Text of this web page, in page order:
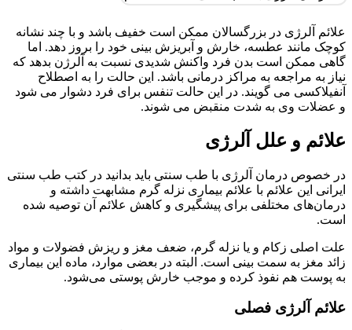
علائم آلرژی در بزرگسالان ممکن است خفیف باشد و با چند نشانه
کوچک مانند عطسه، خارش و آبریزش بینی خود را بروز دهد. اما
گاهی ممکن است بدن فرد واکنش شدیدی نسبت به آلرژن بدهد که
نیاز به مراجعه به مراکز درمانی باشد. این حالت را به اصطلاح
آنفیلاکسی می گویند. در این حالت تنفس برای فرد دشوار می شود
و عضلات وی به شدت منقبض می شوند.
علائم و علل آلرژی
در خصوص درمان آلرژی با طب سنتی بايد بدانيد در کتب طب سنتی
ایرانی این علائم با علائم بیماری نزله گرم مشابهت داشته و
درمان‌های مختلفی برای پیشگیری و کاهش علائم آن توصیه شده
است.
علت اصلی زکام و یا نزله گرم، ضعف مغز و ریزش فضولات و مواد
زائد مغز به سمت بینی است. البته در بعضی موارد، ماده این بیماری
به پوست هم نفوذ کرده و موجب خارش پوستی می‌شود.
علائم آلرژی فصلی